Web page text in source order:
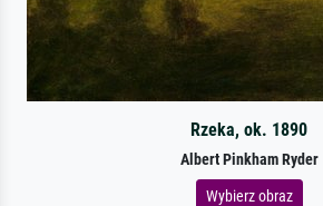
Rzeka, ok. 1890
Albert Pinkham Ryder
Wybierz obraz